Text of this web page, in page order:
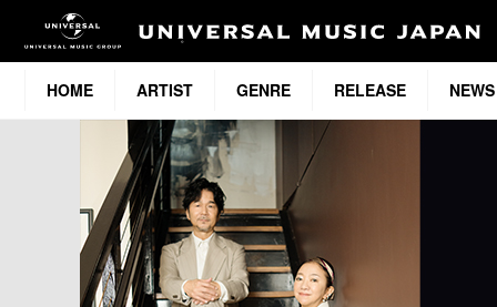
HOME ARTIST GENRE RELEASE NEWS